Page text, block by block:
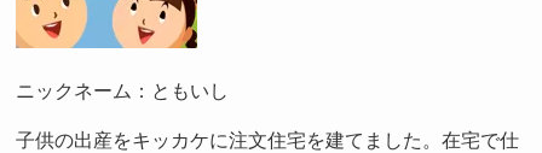
ニックネーム：ともいし
子供の出産をキッカケに注文住宅を建てました。在宅で仕